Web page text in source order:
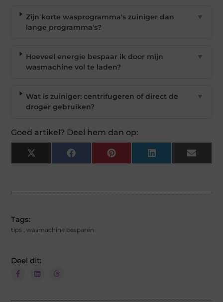
Zijn korte wasprogramma's zuiniger dan
lange programma's?
▼
Hoeveel energie bespaar ik door mijn
wasmachine vol te laden?
▼
Wat is zuiniger: centrifugeren of direct de
droger gebruiken?
▼
Goed artikel? Deel hem dan op:
X
(Twitter)
Facebook Pinterest LinkedIn Email
Tags:
tips ,wasmachine besparen
Deel dit: